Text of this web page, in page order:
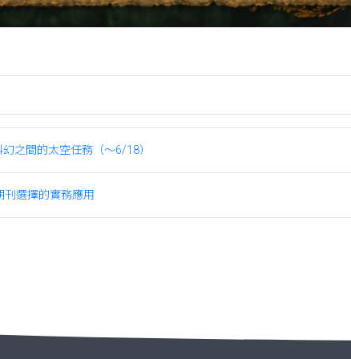
之間的太空任務（～6/18）
選擇的實務應用